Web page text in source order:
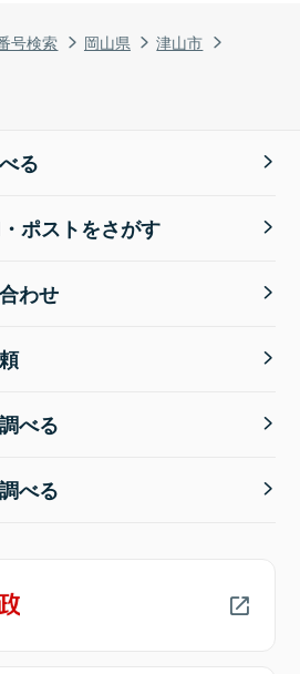
号検索 岡山県
津山市
る
ポストをさがす
わせ
べる
べる